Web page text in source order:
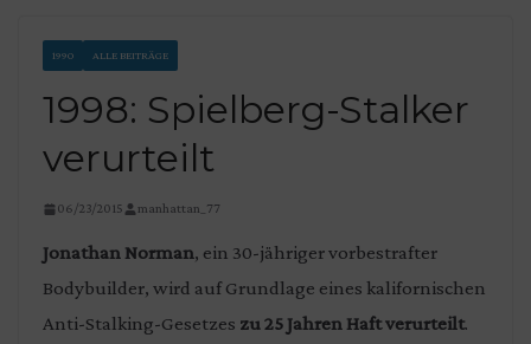
1990 ALLE BEITRÄGE
1998: Spielberg-Stalker
verurteilt
06/23/2015 manhattan_77
Jonathan Norman, ein 30-jähriger vorbestrafter
Bodybuilder, wird auf Grundlage eines kalifornischen
Anti-Stalking-Gesetzes zu 25 Jahren Haft verurteilt.